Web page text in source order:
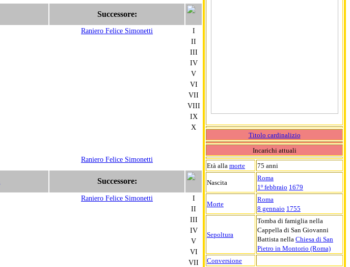
Titolo cardinalizio
Incarichi attuali
Età alla morte 75 anni
Nascita
Roma
1º febbraio 1679
Morte
Roma
8 gennaio 1755
Sepoltura
Tomba di famiglia nella
Cappella di San Giovanni
Battista nella Chiesa di San
Pietro in Montorio (Roma)
Conversione
Successore:
Raniero Felice Simonetti
I
II
III
IV
V
VI
VII
VIII
IX
X
Raniero Felice Simonetti
Successore:
Raniero Felice Simonetti
I
II
III
IV
V
VI
VII